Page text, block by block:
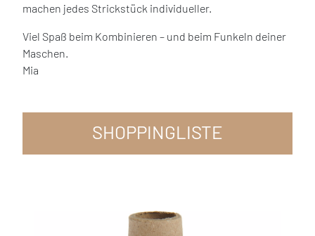
machen jedes Strickstück individueller.
Viel Spaß beim Kombinieren – und beim Funkeln deiner
Maschen.
Mia
SHOPPINGLISTE